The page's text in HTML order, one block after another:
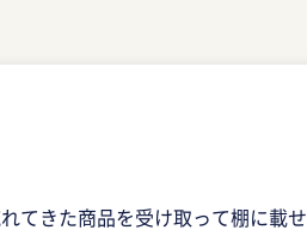
てきた商品を受け取って棚に載せ